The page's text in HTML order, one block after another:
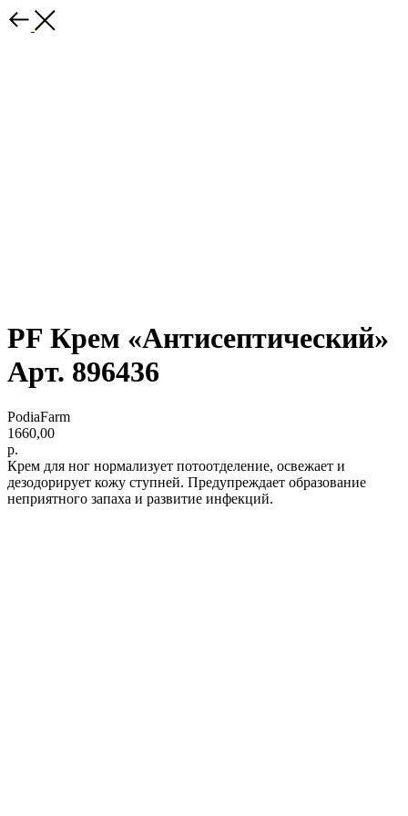
PF Крем «Антисептический»
Арт. 896436
PodiaFarm
1660,00
р.
Крем для ног нормализует потоотделение, освежает и
дезодорирует кожу ступней. Предупреждает образование
неприятного запаха и развитие инфекций.